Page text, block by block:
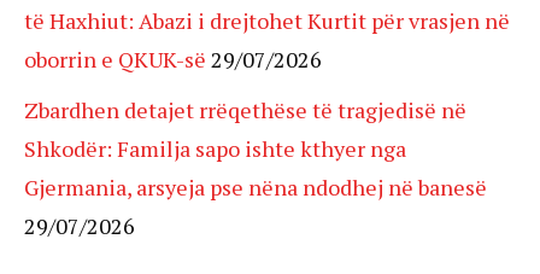
të Haxhiut: Abazi i drejtohet Kurtit për vrasjen në
oborrin e QKUK-së 29/07/2026
Zbardhen detajet rrëqethëse të tragjedisë në
Shkodër: Familja sapo ishte kthyer nga
Gjermania, arsyeja pse nëna ndodhej në banesë
29/07/2026